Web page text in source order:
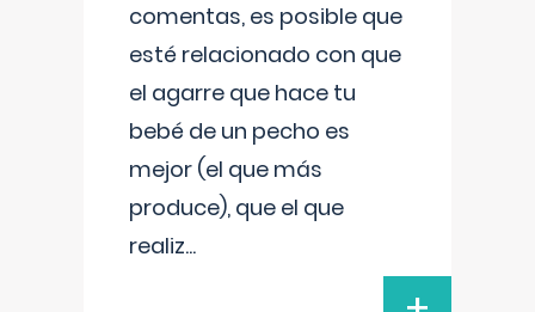
comentas, es posible que
esté relacionado con que
el agarre que hace tu
bebé de un pecho es
mejor (el que más
produce), que el que
realiz...